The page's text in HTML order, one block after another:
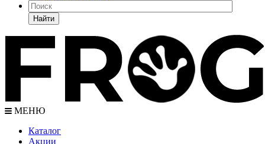
Найти
МЕНЮ
Каталог
Акции